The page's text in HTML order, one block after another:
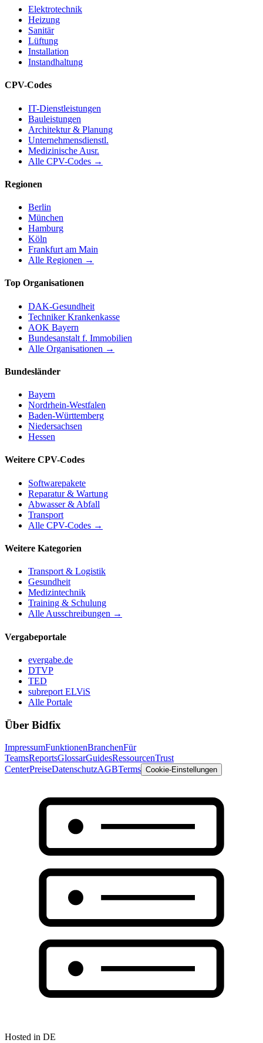
Elektrotechnik
Heizung
Sanitär
Lüftung
Installation
Instandhaltung
CPV-Codes
IT-Dienstleistungen
Bauleistungen
Architektur & Planung
Unternehmensdienstl.
Medizinische Ausr.
Alle CPV-Codes →
Regionen
Berlin
München
Hamburg
Köln
Frankfurt am Main
Alle Regionen →
Top Organisationen
DAK-Gesundheit
Techniker Krankenkasse
AOK Bayern
Bundesanstalt f. Immobilien
Alle Organisationen →
Bundesländer
Bayern
Nordrhein-Westfalen
Baden-Württemberg
Niedersachsen
Hessen
Weitere CPV-Codes
Softwarepakete
Reparatur & Wartung
Abwasser & Abfall
Transport
Alle CPV-Codes →
Weitere Kategorien
Transport & Logistik
Gesundheit
Medizintechnik
Training & Schulung
Alle Ausschreibungen →
Vergabeportale
evergabe.de
DTVP
TED
subreport ELViS
Alle Portale
Über Bidfix
ImpressumFunktionenBranchenFür
TeamsReportsGlossarGuidesRessourcenTrust
CenterPreiseDatenschutzAGBTerms Cookie-Einstellungen
Hosted in DE